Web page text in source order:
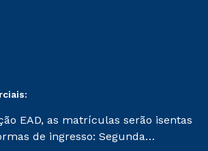
EAD, as matrículas serão isentas
de ingresso: Segunda